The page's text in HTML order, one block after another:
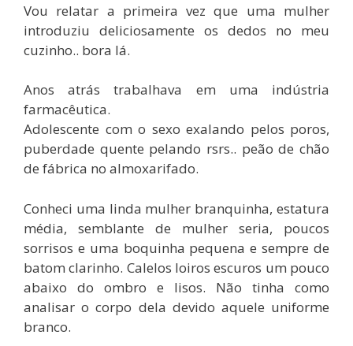
Vou relatar a primeira vez que uma mulher
introduziu deliciosamente os dedos no meu
cuzinho.. bora lá.
Anos atrás trabalhava em uma indústria
farmacêutica.
Adolescente com o sexo exalando pelos poros,
puberdade quente pelando rsrs.. peão de chão
de fábrica no almoxarifado.
Conheci uma linda mulher branquinha, estatura
média, semblante de mulher seria, poucos
sorrisos e uma boquinha pequena e sempre de
batom clarinho. Calelos loiros escuros um pouco
abaixo do ombro e lisos. Não tinha como
analisar o corpo dela devido aquele uniforme
branco.